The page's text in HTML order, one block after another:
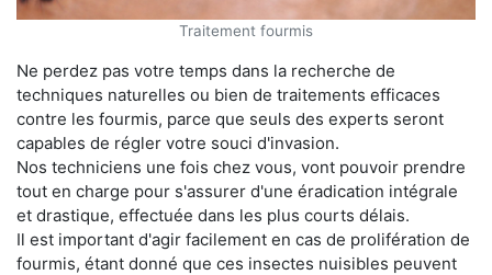
Traitement fourmis
Ne perdez pas votre temps dans la recherche de
techniques naturelles ou bien de traitements efficaces
contre les fourmis, parce que seuls des experts seront
capables de régler votre souci d'invasion.
Nos techniciens une fois chez vous, vont pouvoir prendre
tout en charge pour s'assurer d'une éradication intégrale
et drastique, effectuée dans les plus courts délais.
Il est important d'agir facilement en cas de prolifération de
fourmis, étant donné que ces insectes nuisibles peuvent